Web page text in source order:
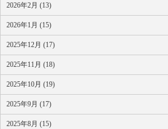
2026年2月 (13)
2026年1月 (15)
2025年12月 (17)
2025年11月 (18)
2025年10月 (19)
2025年9月 (17)
2025年8月 (15)